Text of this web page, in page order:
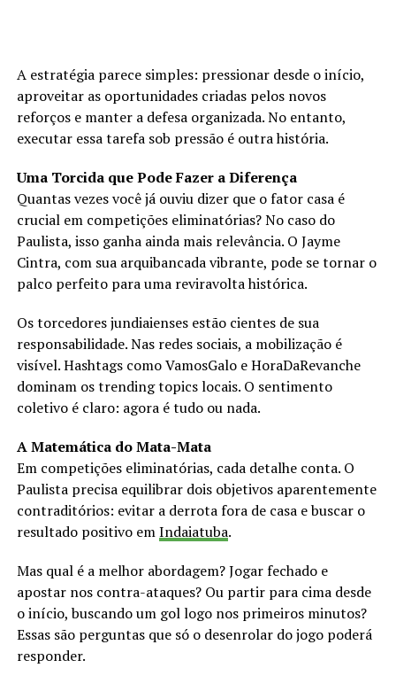
A estratégia parece simples: pressionar desde o início,
aproveitar as oportunidades criadas pelos novos
reforços e manter a defesa organizada. No entanto,
executar essa tarefa sob pressão é outra história.
Uma Torcida que Pode Fazer a Diferença
Quantas vezes você já ouviu dizer que o fator casa é
crucial em competições eliminatórias? No caso do
Paulista, isso ganha ainda mais relevância. O Jayme
Cintra, com sua arquibancada vibrante, pode se tornar o
palco perfeito para uma reviravolta histórica.
Os torcedores jundiaienses estão cientes de sua
responsabilidade. Nas redes sociais, a mobilização é
visível. Hashtags como VamosGalo e HoraDaRevanche
dominam os trending topics locais. O sentimento
coletivo é claro: agora é tudo ou nada.
A Matemática do Mata-Mata
Em competições eliminatórias, cada detalhe conta. O
Paulista precisa equilibrar dois objetivos aparentemente
contraditórios: evitar a derrota fora de casa e buscar o
resultado positivo emIndaiatuba.
Mas qual é a melhor abordagem? Jogar fechado e
apostar nos contra-ataques? Ou partir para cima desde
o início, buscando um gol logo nos primeiros minutos?
Essas são perguntas que só o desenrolar do jogo poderá
responder.